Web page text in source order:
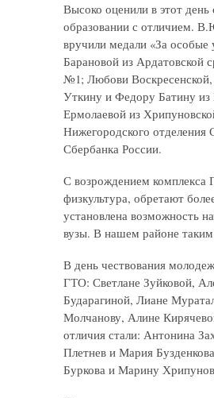
Высоко оценили в этот
образовании с отличием.
вручили медали «За
Барановой из
№1; Любови
Уткину и Федору Батину из
Ермолаевой из
Нижегородского
Сбербанка России.
С возрождением комплекса
физкультура, обретают
установлена возможность
вузы. В нашем районе таким
В день чествования
ГТО: Светлане Зуйковой,
Бударагиной, Лиане
Молчанову, Алине
отличия стали: Антонина
Плетнев и Мария
Буркова и Марину